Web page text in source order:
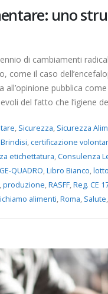
uno
di cambiamenti
come il caso
all’opinione pubblica
del fatto che l’igiene
, Sicurezza, Sicurezza
Brindisi, certificazione
etichettatura,Consulenza
QUADRO,Libro Bianco,lotto
,produzione,RASFF,Reg. CE
alimenti,Roma, Salute,